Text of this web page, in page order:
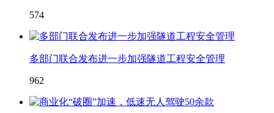
574
多部门联合发布进一步加强隧道工程安全管理
962